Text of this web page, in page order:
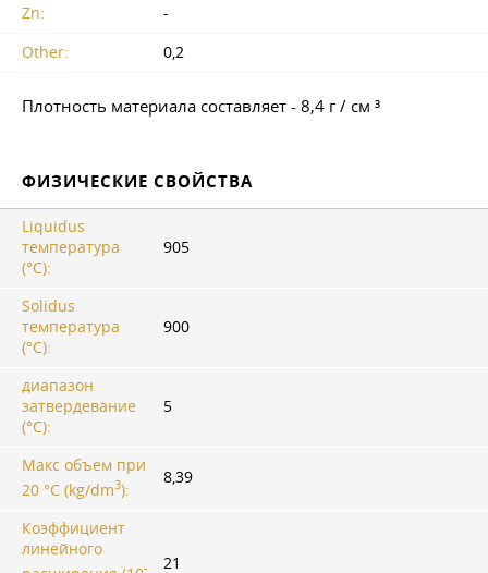
Zn:
-
Other:
0,2
Плотность материала составляет - 8,4 г / см ³
ФИЗИЧЕСКИЕ СВОЙСТВА
Liquidus
температура
(°C):
905
Solidus
температура
(°C):
900
диапазон
затвердевание
(°C):
5
Макс объем при
20 °C (kg/dm3):
8,39
Коэффициент
линейного
-
21